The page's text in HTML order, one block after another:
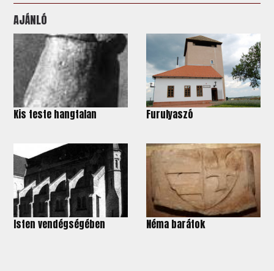
AJÁNLÓ
Kis teste hangtalan Furulyaszó
Isten vendégségében Néma barátok